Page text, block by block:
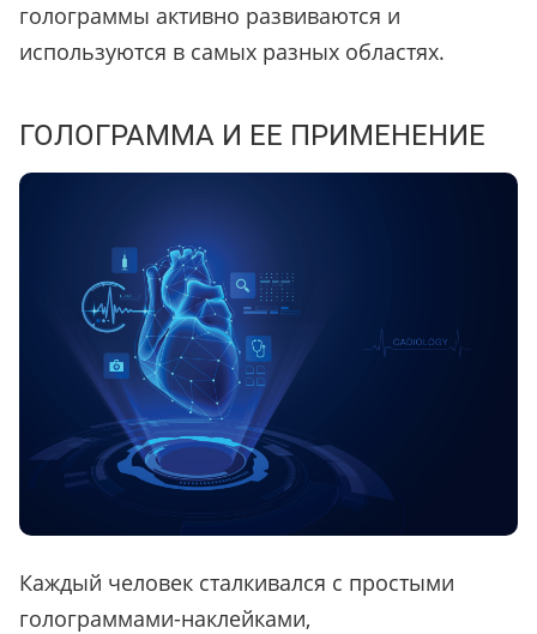
голограммы активно развиваются и
используются в самых разных областях.
ГОЛОГРАММА И ЕЕ ПРИМЕНЕНИЕ
Каждый человек сталкивался с простыми
голограммами-наклейками,